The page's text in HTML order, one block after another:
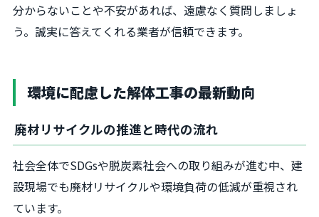
分からないことや不安があれば、遠慮なく質問しましょ
う。誠実に答えてくれる業者が信頼できます。
環境に配慮した解体工事の最新動向
廃材リサイクルの推進と時代の流れ
社会全体でSDGsや脱炭素社会への取り組みが進む中、建
設現場でも廃材リサイクルや環境負荷の低減が重視され
ています。